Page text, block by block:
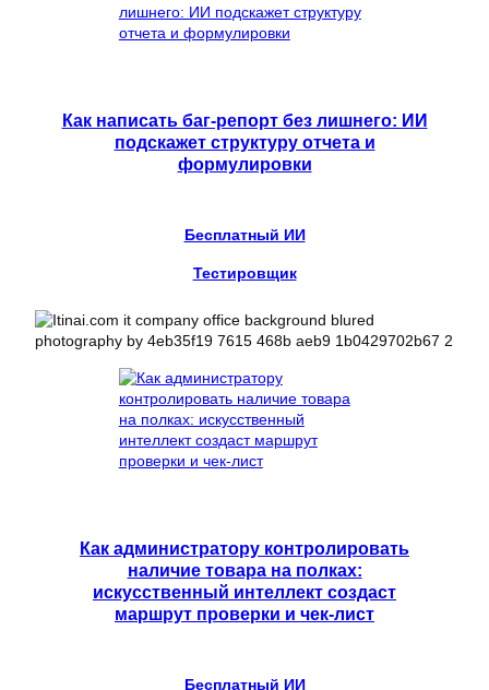
Как написать баг-репорт без лишнего: ИИ
подскажет структуру отчета и
формулировки
Бесплатный ИИ
Тестировщик
Как администратору контролировать
наличие товара на полках:
искусственный интеллект создаст
маршрут проверки и чек-лист
Бесплатный ИИ